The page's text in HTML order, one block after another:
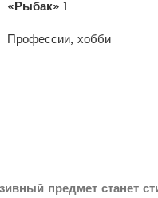
«Рыбак» 1
Профессии, хобби
предмет станет